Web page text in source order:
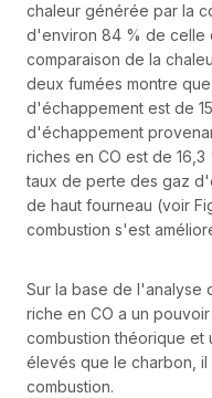
chaleur générée par la
d'environ 84 % de celle
comparaison de la
deux fumées montre
d'échappement est de
d'échappement
riches en CO est de
taux de perte des gaz
de haut fourneau (voir
combustion s'est
Sur la base de l'analyse
riche en CO a un
combustion théorique et
élevés que le charbon,
combustion.